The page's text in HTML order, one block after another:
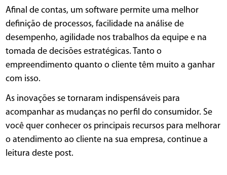
Afinal de contas, um software permite uma melhor
definição de processos, facilidade na análise de
desempenho, agilidade nos trabalhos da equipe e na
tomada de decisões estratégicas. Tanto o
empreendimento quanto o cliente têm muito a ganhar
com isso.
As inovações se tornaram indispensáveis para
acompanhar as mudanças no perfil do consumidor. Se
você quer conhecer os principais recursos para melhorar
o atendimento ao cliente na sua empresa, continue a
leitura deste post.